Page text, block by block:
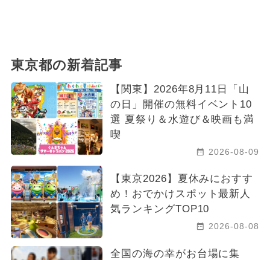
東京都の新着記事
【関東】2026年8月11日「山
の日」開催の無料イベント10
選 夏祭り＆水遊び＆映画も満
喫
2026-08-09
【東京2026】夏休みにおすす
め！おでかけスポット最新人
気ランキングTOP10
2026-08-08
全国の海の幸がお台場に集